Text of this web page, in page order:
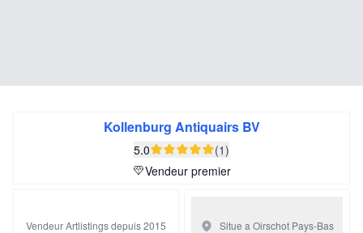
Kollenburg Antiquairs BV
5.0
(1)
Vendeur premier
Vendeur Artlistings depuis 2015 Situe a Oirschot Pays-Bas